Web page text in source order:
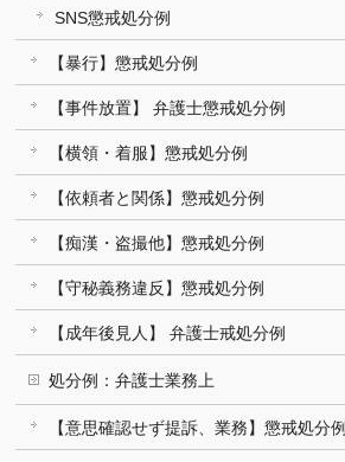
SNS懲戒処分例
【暴行】懲戒処分例
【事件放置】 弁護士懲戒処分例
【横領・着服】懲戒処分例
【依頼者と関係】懲戒処分例
【痴漢・盗撮他】懲戒処分例
【守秘義務違反】懲戒処分例
【成年後見人】 弁護士戒処分例
処分例：弁護士業務上
【意思確認せず提訴、業務】懲戒処分例